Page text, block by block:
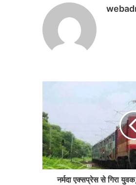
नर्मदा एक्सप्रेस से गिरा